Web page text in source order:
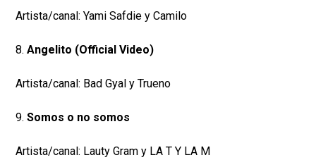
Artista/canal: Yami Safdie y Camilo
8. Angelito (Official Video)
Artista/canal: Bad Gyal y Trueno
9. Somos o no somos
Artista/canal: Lauty Gram y LA T Y LA M